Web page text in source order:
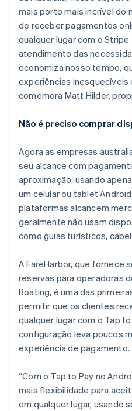
mais porto mais incrível do
de receber pagamentos
qualquer lugar com o Stripe
atendimento das
economiza nosso tempo,
experiências inesquecíveis
comemora Matt Hilder,
Não é preciso comprar
Agora as empresas
seu alcance com
aproximação, usando
um celular ou tablet
plataformas alcancem
geralmente não usam
como guias turísticos,
A FareHarbor, que fornece
reservas para operadoras
Boating, é uma das
permitir que os clientes
qualquer lugar com o Tap
configuração leva poucos
experiência de pagamento.
“Com o Tap to Pay no
mais flexibilidade para
em qualquer lugar, usando
EnglishSvenska
França
FrançaisEnglish
Gibraltar
English
Grécia
English
Hungria
English
English
Irlanda
Itália
Italiano English
Japão
日本語English
Letônia
English
Liechtenstein
DeutschEnglish
English
Luxemburgo
Français DeutschEnglish
Malásia
English简体中文
Malta
English
México
Noruega
English
Nova Zelândia
English